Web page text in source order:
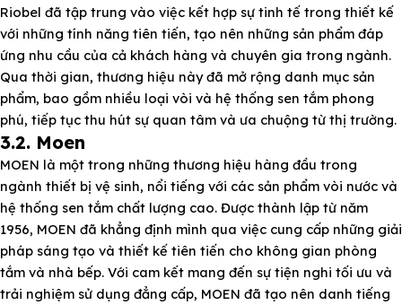
Riobel đã tập trung vào việc kết hợp sự tinh tế trong thiết kế
với những tính năng tiên tiến, tạo nên những sản phẩm đáp
ứng nhu cầu của cả khách hàng và chuyên gia trong ngành.
Qua thời gian, thương hiệu này đã mở rộng danh mục sản
phẩm, bao gồm nhiều loại vòi và hệ thống sen tắm phong
phú, tiếp tục thu hút sự quan tâm và ưa chuộng từ thị trường.
3.2. Moen
MOEN là một trong những thương hiệu hàng đầu trong
ngành thiết bị vệ sinh, nổi tiếng với các sản phẩm vòi nước và
hệ thống sen tắm chất lượng cao. Được thành lập từ năm
1956, MOEN đã khẳng định mình qua việc cung cấp những giải
pháp sáng tạo và thiết kế tiên tiến cho không gian phòng
tắm và nhà bếp. Với cam kết mang đến sự tiện nghi tối ưu và
trải nghiệm sử dụng đẳng cấp, MOEN đã tạo nên danh tiếng